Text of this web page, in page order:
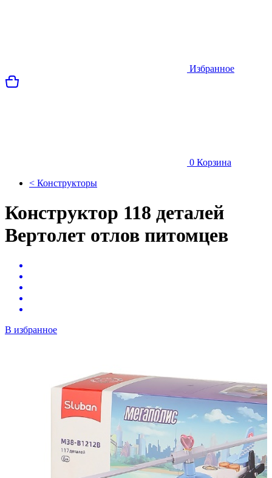
Избранное
0 Корзина
< Конструкторы
Конструктор 118 деталей
Вертолет отлов питомцев
В избранное